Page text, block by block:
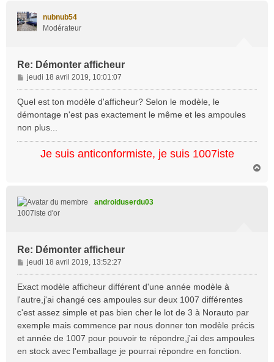
nubnub54
Modérateur
Re: Démonter afficheur
M
e
s
s
g
e
jeudi 18 avril 2019, 10:01:07
Quel est ton modèle d'afficheur? Selon le modèle, le
démontage n'est pas exactement le même et les ampoules
non plus...
Je suis anticonformiste, je suis 1007iste
androiduserdu03
1007iste d'or
Re: Démonter afficheur
M
e
s
g
e
jeudi 18 avril 2019, 13:52:27
Exact modèle afficheur différent d'une année modèle à
l'autre,j'ai changé ces ampoules sur deux 1007 différentes
c'est assez simple et pas bien cher le lot de 3 à Norauto par
exemple mais commence par nous donner ton modèle précis
et année de 1007 pour pouvoir te répondre,j'ai des ampoules
en stock avec l'emballage je pourrai répondre en fonction.